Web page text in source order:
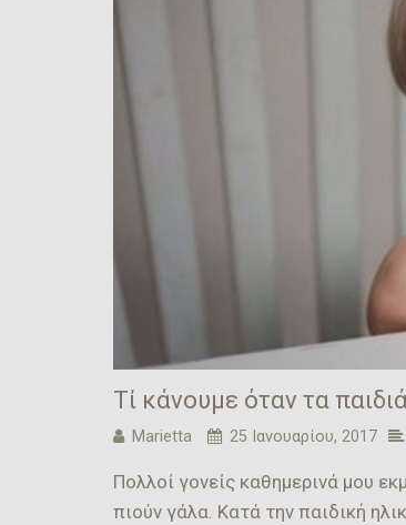
Τί κάνουμε όταν τα
Marietta 25 Ιανουαρίου, 2017
Πολλοί γονείς καθημερινά μου
πιούν γάλα. Κατά την παιδική